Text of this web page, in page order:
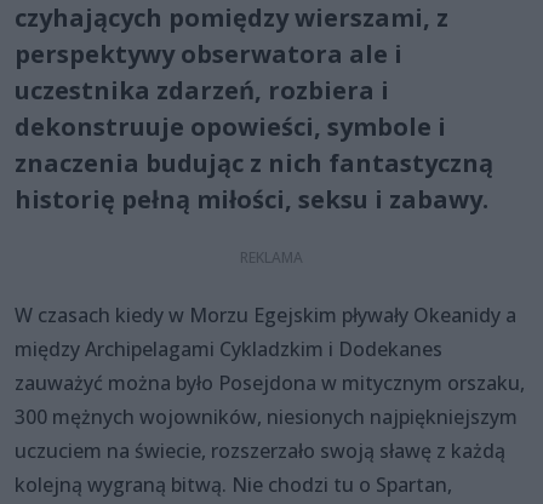
czyhających pomiędzy wierszami, z
perspektywy obserwatora ale i
uczestnika zdarzeń, rozbiera i
dekonstruuje opowieści, symbole i
znaczenia budując z nich fantastyczną
historię pełną miłości, seksu i zabawy.
W czasach kiedy w Morzu Egejskim pływały Okeanidy a
między Archipelagami Cykladzkim i Dodekanes
zauważyć można było Posejdona w mitycznym orszaku,
300 mężnych wojowników, niesionych najpiękniejszym
uczuciem na świecie, rozszerzało swoją sławę z każdą
kolejną wygraną bitwą. Nie chodzi tu o Spartan,